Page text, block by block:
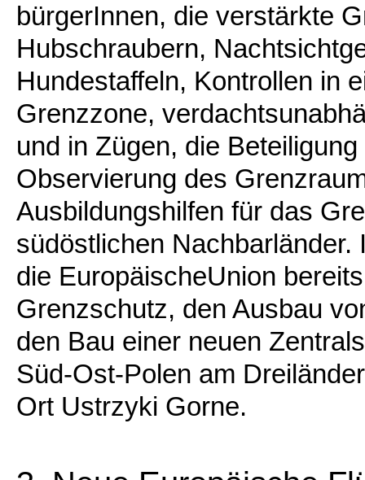
bürgerInnen, die verstärkte
Hubschraubern,
Hundestaffeln, Kontrollen in
Grenzzone,
und in Zügen, die
Observierung des
Ausbildungshilfen für das
südöstlichen
die EuropäischeUnion
Grenzschutz, den Ausbau
den Bau einer neuen
Süd-Ost-Polen am
Ort Ustrzyki Gorne.